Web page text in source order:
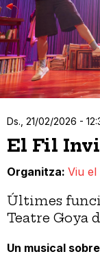
Ds., 21/02/2026 -
El Fil
Organitza Viu el
Últimes
Teatre Goya
Un musical